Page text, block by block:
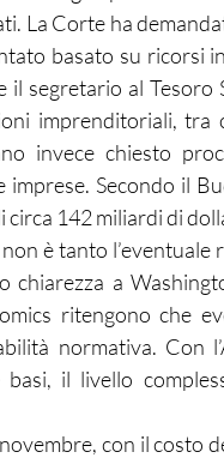
La Corte ha
basato su ricorsi
segretario al Tesoro
imprenditoriali, tra
invece chiesto
Secondo il
circa 142 miliardi di
è tanto l’eventuale
chiarezza a
ritengono che
normativa. Con
il livello
con il costo